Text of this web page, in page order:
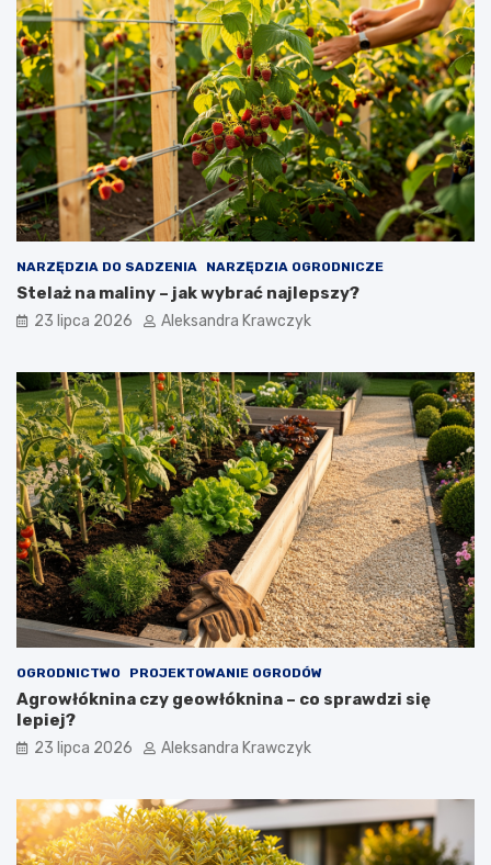
NARZĘDZIA DO SADZENIA NARZĘDZIA OGRODNICZE
Stelaż na maliny – jak wybrać najlepszy?
23 lipca 2026 Aleksandra Krawczyk
OGRODNICTWO PROJEKTOWANIE OGRODÓW
Agrowłóknina czy geowłóknina – co sprawdzi się
lepiej?
23 lipca 2026 Aleksandra Krawczyk